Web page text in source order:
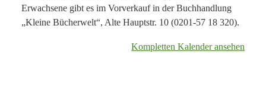
Erwachsene gibt es im Vorverkauf in der Buchhandlung
„Kleine Bücherwelt“, Alte Hauptstr. 10 (0201-57 18 320).
Kompletten Kalender ansehen